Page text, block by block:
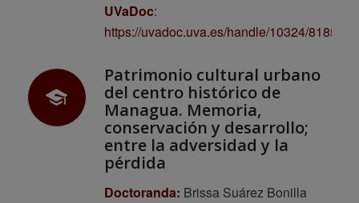
UVaDoc:
https://uvadoc.uva.es/handle/10324/81856
Patrimonio cultural urbano
del centro histórico de
Managua. Memoria,
conservación y desarrollo;
entre la adversidad y la
pérdida
Doctoranda: Brissa Suárez Bonilla